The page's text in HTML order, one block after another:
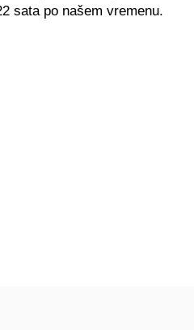
sata po našem vremenu.